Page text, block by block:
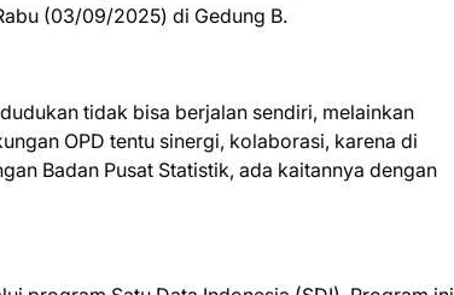
(03/09/2025) di Gedung B.
tidak bisa berjalan sendiri, melainkan
OPD tentu sinergi, kolaborasi, karena di
Badan Pusat Statistik, ada kaitannya dengan